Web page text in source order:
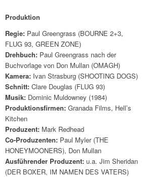
Produktion
Regie: Paul Greengrass (BOURNE 2+3,
FLUG 93, GREEN ZONE)
Drehbuch:Paul Greengrass nach der
Buchvorlage von Don Mullan (OMAGH)
Kamera: Ivan Strasburg (SHOOTING DOGS)
Schnitt: Clare Douglas (FLUG 93)
Musik:Dominic Muldowney (1984)
Produktionsfirmen: Granada Films, Hell’s
Kitchen
Produzent: Mark Redhead
Co-Produzenten:Paul Myler (THE
HONEYMOONERS), Don Mullan
Ausführender Produzent: u.a. Jim Sheridan
(DER BOXER, IM NAMEN DES VATERS)